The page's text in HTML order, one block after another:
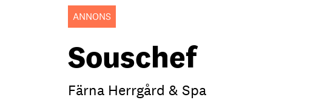
ANNONS
Souschef
Färna Herrgård & Spa